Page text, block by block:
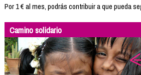
Por 1 € al mes, podrás contribuir a que pueda
Camino solidario